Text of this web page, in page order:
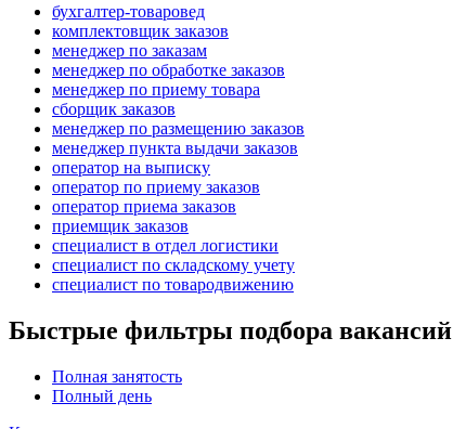
бухгалтер-товаровед
комплектовщик заказов
менеджер по заказам
менеджер по обработке заказов
менеджер по приему товара
сборщик заказов
менеджер по размещению заказов
менеджер пункта выдачи заказов
оператор на выписку
оператор по приему заказов
оператор приема заказов
приемщик заказов
специалист в отдел логистики
специалист по складскому учету
специалист по товародвижению
Быстрые фильтры подбора вакансий
Полная занятость
Полный день